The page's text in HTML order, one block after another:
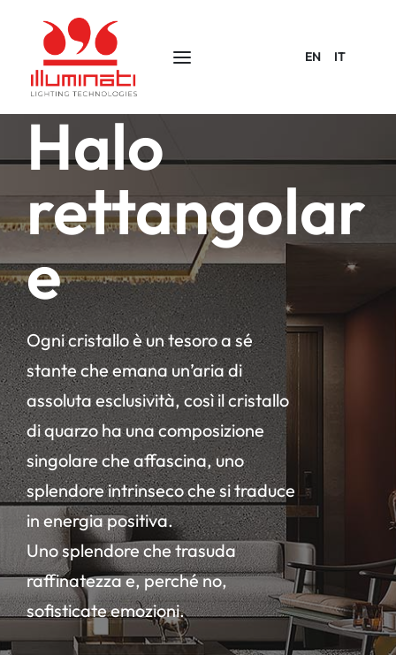
EN IT
Halo
rettangolar
e
Ogni cristallo è un tesoro a sé
stante che emana un’aria di
assoluta esclusività, così il cristallo
di quarzo ha una composizione
singolare che affascina, uno
splendore intrinseco che si traduce
in energia positiva.
Uno splendore che trasuda
raffinatezza e, perché no,
sofisticate emozioni.